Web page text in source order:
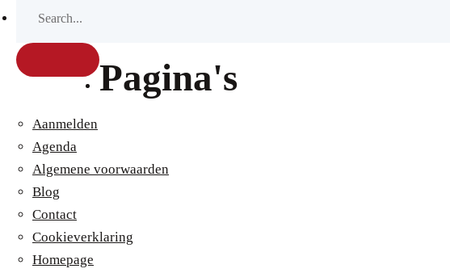
Pagina's
Aanmelden
Agenda
Algemene voorwaarden
Blog
Contact
Cookieverklaring
Homepage